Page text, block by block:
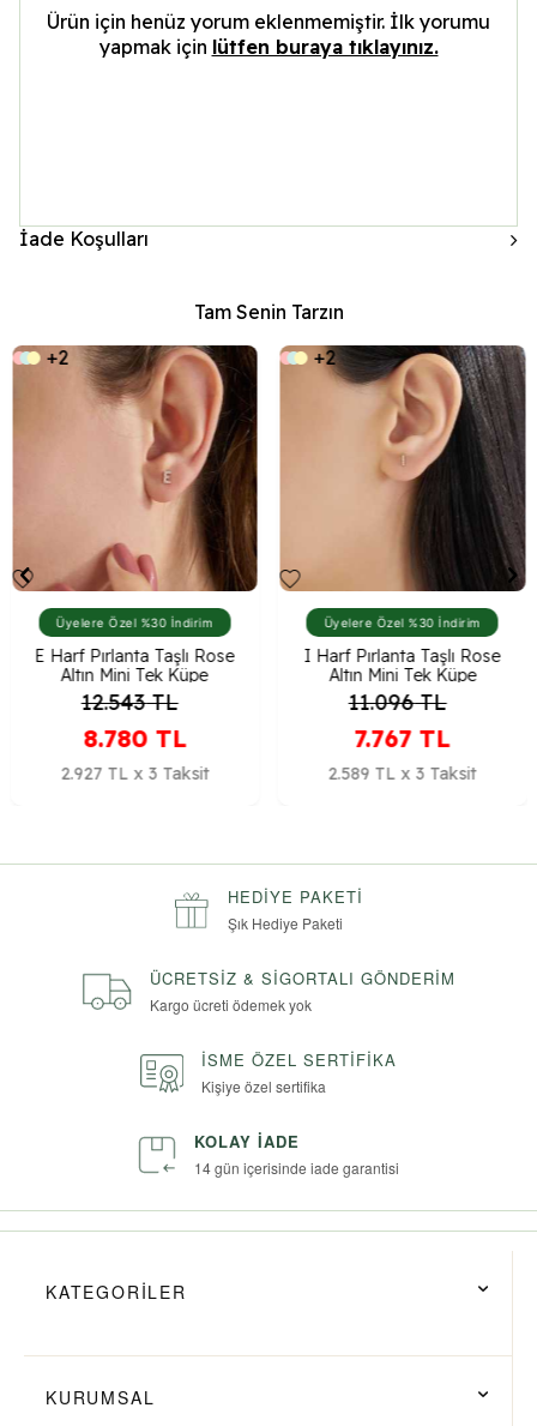
Ürün için henüz yorum eklenmemiştir. İlk yorumu
yapmak için lütfen buraya tıklayınız.
İade Koşulları
Tam Senin Tarzın
+2
Üyelere Özel %30 İndirim
E Harf Pırlanta Taşlı Rose
Altın Mini Tek Küpe
12.543TL
8.780 TL
2.927 TL x 3 Taksit
+2
Üyelere Özel %30 İndirim
I Harf Pırlanta Taşlı Rose
Altın Mini Tek Küpe
11.096TL
7.767TL
2.589 TL x 3 Taksit
HEDIYE PAKETI
Şık Hediye Paketi
ÜCRETSIZ & SIGORTALI GÖNDERIM
Kargo ücreti ödemek yok
İSME ÖZEL SERTIFIKA
Kişiye özel sertifika
KOLAY İADE
14 gün içerisinde iade garantisi
KATEGORİLER
KURUMSAL